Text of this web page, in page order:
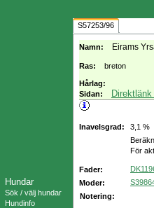
Hundar
Sök / välj hundar
Hundinfo
S57253/96
Namn: Eirams
Ras: breton
Hårlag:
Sidan:
Inavelsgrad:
3,1 %
För
Fader:
Moder:
Notering: